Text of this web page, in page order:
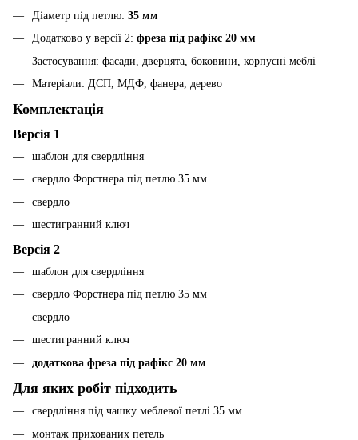
Діаметр під петлю: 35 мм
Додатково у версії 2: фреза під рафікс 20 мм
Застосування: фасади, дверцята, боковини, корпусні меблі
Матеріали: ДСП, МДФ, фанера, дерево
Комплектація
Версія 1
шаблон для свердління
свердло Форстнера під петлю 35 мм
свердло
шестигранний ключ
Версія 2
шаблон для свердління
свердло Форстнера під петлю 35 мм
свердло
шестигранний ключ
додаткова фреза під рафікс 20 мм
Для яких робіт підходить
свердління під чашку меблевої петлі 35 мм
монтаж прихованих петель